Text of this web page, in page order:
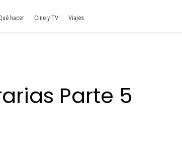
hacer Cine y TV Viajes
Parte 5